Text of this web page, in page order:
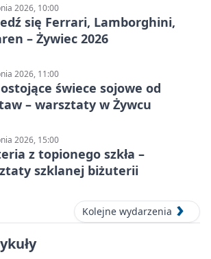
2026, 10:00
się Ferrari, Lamborghini,
– Żywiec 2026
2026, 11:00
świece sojowe od
– warsztaty w Żywcu
2026, 15:00
z topionego szkła –
szklanej biżuterii
Kolejne wydarzenia